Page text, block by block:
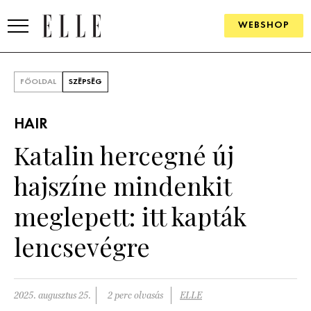
WEBSHOP
SZÉPSÉG
KULTÚRA
PSZICHÉ
PÁRKAPCSOLAT
FŐOLDAL SZÉPSÉG
HAIR
Katalin hercegné új
hajszíne mindenkit
meglepett: itt kapták
lencsevégre
2025. augusztus 25. 2 perc olvasás ELLE